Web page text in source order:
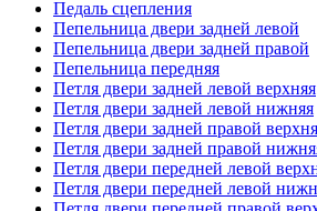
Педаль сцепления
Пепельница двери задней левой
Пепельница двери задней правой
Пепельница передняя
Петля двери задней левой верхняя
Петля двери задней левой нижняя
Петля двери задней правой
Петля двери задней правой
Петля двери передней левой
Петля двери передней левой